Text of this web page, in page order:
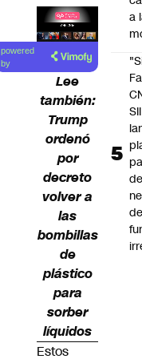
Lea el
artículo
powered
by
Lee
también:
Trump
ordenó
por
decreto
volver a
las
bombillas
de
plástico
para
sorber
líquidos
Estos
a
SII
de